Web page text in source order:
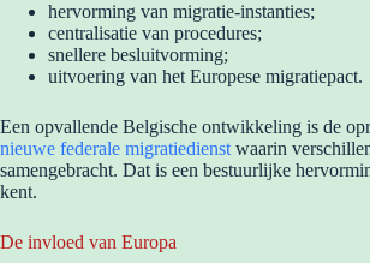
hervorming van migratie-instanties;
centralisatie van procedures;
snellere besluitvorming;
uitvoering van het Europese migratiepact.
Een opvallende Belgische ontwikkeling is de
nieuwe federale migratiedienstwaarin
samengebracht. Dat is een bestuurlijke
kent.
De invloed van Europa